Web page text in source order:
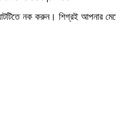
নক করুন। শিগ্রই আপনার